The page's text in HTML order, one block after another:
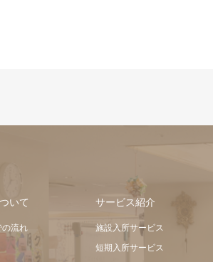
いて
の流れ
サービス紹介
施設入所サービス
短期入所サービス